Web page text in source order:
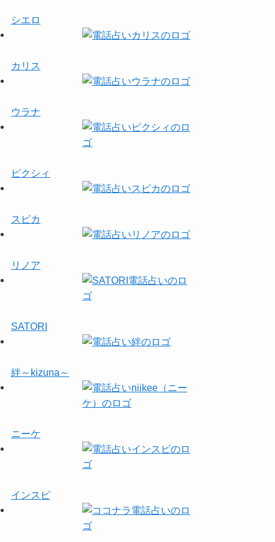
シエロ
カリス
ウラナ
ピクシィ
スピカ
リノア
SATORI
絆～kizuna～
ニーケ
インスピ